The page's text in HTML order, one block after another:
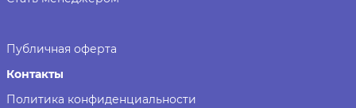
Публичная оферта
Контакты
Политика конфиденциальности